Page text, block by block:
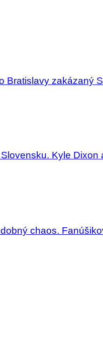
Bratislavy zakázaný
Kyle
chaos.